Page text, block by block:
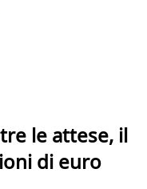
le attese, il
di euro